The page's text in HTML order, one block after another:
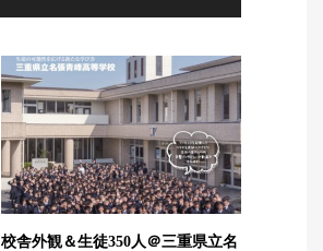
校舎外観＆生徒350人＠三重県立名